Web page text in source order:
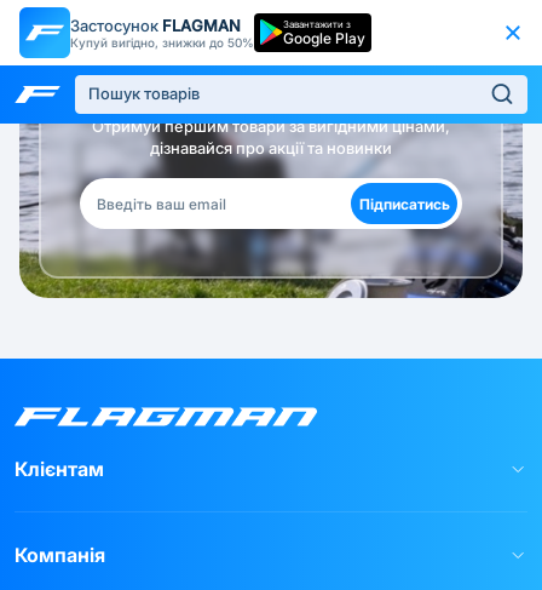
Застосунок FLAGMAN
Купуй вигідно, знижки до 50%
Завантажити з
Google Play
Будь в курсі!
Отримуй першим товари за вигідними цінами,
дізнавайся про акції та новинки
Підписатись
Клієнтам
Компанія